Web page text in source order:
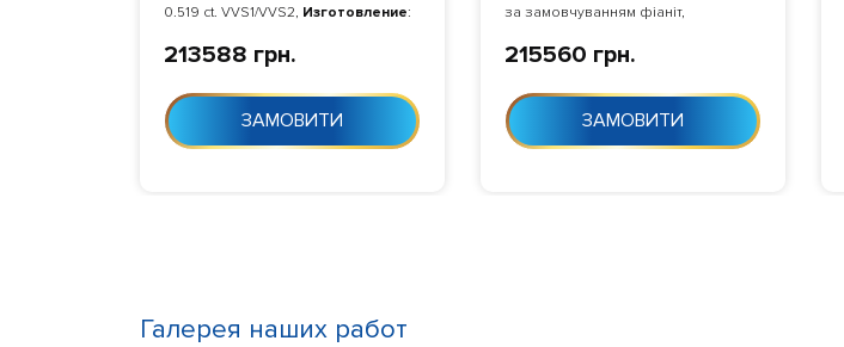
0.519 ct. VVS1/VVS2, Изготовление:
замовлення
213588 грн.
ЗАМОВИТИ
за замовчуванням фіаніт,
дня з моменту замовлення
215560 грн.
ЗАМОВИТИ
Галерея наших работ